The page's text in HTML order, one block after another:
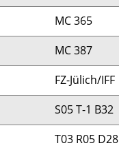
MC 365
MC 387
FZ-Jülich/IFF
S05 T-1 B32
T03 R05 D28